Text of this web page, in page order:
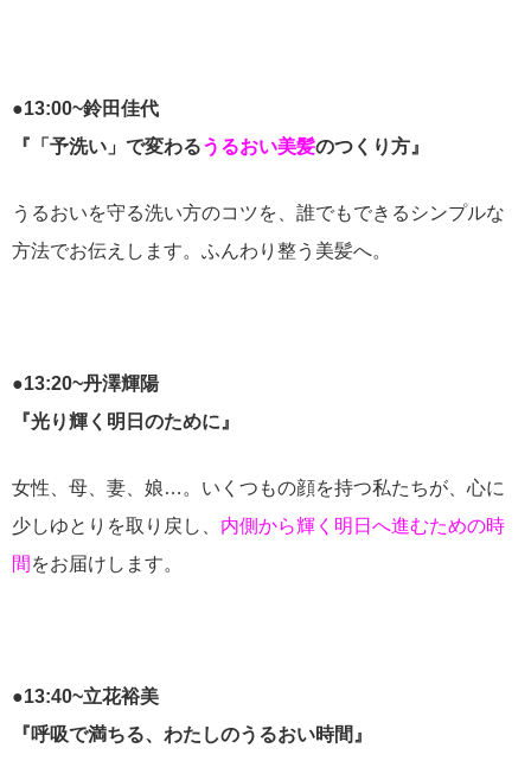
●13:00~鈴田佳代
『「予洗い」で変わるうるおい美髪のつくり方』
うるおいを守る洗い方のコツを、誰でもできるシンプルな
方法でお伝えします。ふんわり整う美髪へ。
●13:20~丹澤輝陽
『光り輝く明日のために』
女性、母、妻、娘…。いくつもの顔を持つ私たちが、心に
少しゆとりを取り戻し、 内側から輝く明日へ進むための時
間 をお届けします。
●13:40~立花裕美
『呼吸で満ちる、わたしのうるおい時間』